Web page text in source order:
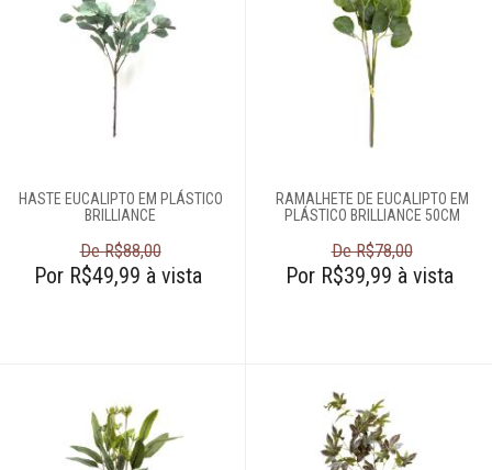
Móveis
Decoração
Abajures e
luminárias
Almofadas
Arranjos
Centros de mesa
HASTE EUCALIPTO EM PLÁSTICO
BRILLIANCE
De R$88,00
Por R$49,99 à vista
RAMALHETE DE EUCALIPTO EM
PLÁSTICO BRILLIANCE 50CM
De R$78,00
Por R$39,99 à vista